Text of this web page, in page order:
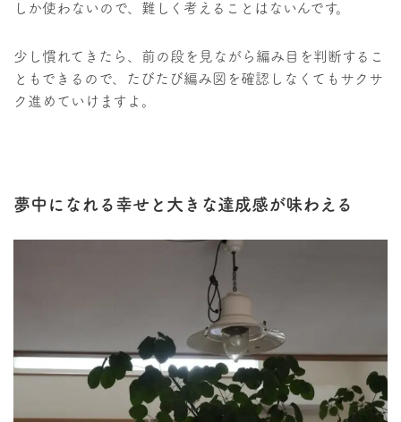
しか使わないので、難しく考えることはないんです。
少し慣れてきたら、前の段を見ながら編み目を判断するこ
ともできるので、たびたび編み図を確認しなくてもサクサ
ク進めていけますよ。
夢中になれる幸せと大きな達成感が味わえる